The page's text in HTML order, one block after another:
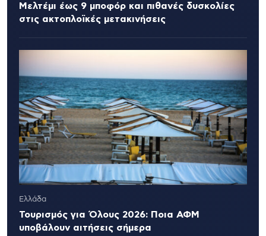
Μελτέμι έως 9 μποφόρ και πιθανές δυσκολίες
στις ακτοπλοϊκές μετακινήσεις
Ελλάδα
Τουρισμός για Όλους 2026: Ποια ΑΦΜ
υποβάλουν αιτήσεις σήμερα